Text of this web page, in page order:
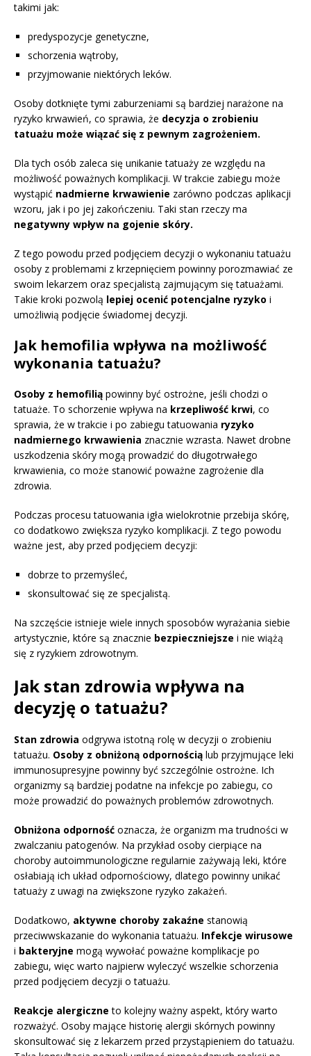
takimi jak:
predyspozycje genetyczne,
schorzenia wątroby,
przyjmowanie niektórych leków.
Osoby dotknięte tymi zaburzeniami są bardziej narażone na
ryzyko krwawień, co sprawia, że decyzja o zrobieniu
tatuażu może wiązać się z pewnym zagrożeniem.
Dla tych osób zaleca się unikanie tatuaży ze względu na
możliwość poważnych komplikacji. W trakcie zabiegu może
wystąpić nadmierne krwawienie zarówno podczas aplikacji
wzoru, jak i po jej zakończeniu. Taki stan rzeczy ma
negatywny wpływ na gojenie skóry.
Z tego powodu przed podjęciem decyzji o wykonaniu tatuażu
osoby z problemami z krzepnięciem powinny porozmawiać ze
swoim lekarzem oraz specjalistą zajmującym się tatuażami.
Takie kroki pozwolą lepiej ocenić potencjalne ryzyko i
umożliwią podjęcie świadomej decyzji.
Jak hemofilia wpływa na możliwość
wykonania tatuażu?
Osoby z hemofilią powinny być ostrożne, jeśli chodzi o
tatuaże. To schorzenie wpływa na krzepliwość krwi, co
sprawia, że w trakcie i po zabiegu tatuowania ryzyko
nadmiernego krwawienia znacznie wzrasta. Nawet drobne
uszkodzenia skóry mogą prowadzić do długotrwałego
krwawienia, co może stanowić poważne zagrożenie dla
zdrowia.
Podczas procesu tatuowania igła wielokrotnie przebija skórę,
co dodatkowo zwiększa ryzyko komplikacji. Z tego powodu
ważne jest, aby przed podjęciem decyzji:
dobrze to przemyśleć,
skonsultować się ze specjalistą.
Na szczęście istnieje wiele innych sposobów wyrażania siebie
artystycznie, które są znacznie bezpieczniejsze i nie wiążą
się z ryzykiem zdrowotnym.
Jak stan zdrowia wpływa na
decyzję o tatuażu?
Stan zdrowia odgrywa istotną rolę w decyzji o zrobieniu
tatuażu. Osoby z obniżoną odpornością lub przyjmujące leki
immunosupresyjne powinny być szczególnie ostrożne. Ich
organizmy są bardziej podatne na infekcje po zabiegu, co
może prowadzić do poważnych problemów zdrowotnych.
Obniżona odporność oznacza, że organizm ma trudności w
zwalczaniu patogenów. Na przykład osoby cierpiące na
choroby autoimmunologiczne regularnie zażywają leki, które
osłabiają ich układ odpornościowy, dlatego powinny unikać
tatuaży z uwagi na zwiększone ryzyko zakażeń.
Dodatkowo, aktywne choroby zakaźne stanowią
przeciwwskazanie do wykonania tatuażu. Infekcje wirusowe
i bakteryjne mogą wywołać poważne komplikacje po
zabiegu, więc warto najpierw wyleczyć wszelkie schorzenia
przed podjęciem decyzji o tatuażu.
Reakcje alergiczne to kolejny ważny aspekt, który warto
rozważyć. Osoby mające historię alergii skórnych powinny
skonsultować się z lekarzem przed przystąpieniem do tatuażu.